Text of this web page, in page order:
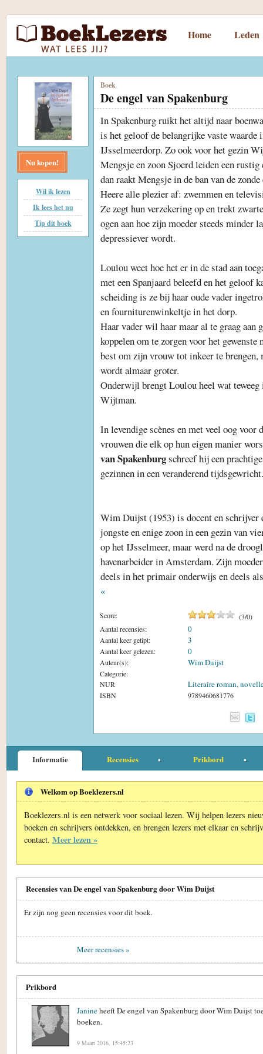
Home Leden
Nu kopen!
Wil ik lezen
Ik lees het nu
Tip dit boek
Boek
De engel van Spakenburg
In Spakenburg ruikt het altijd naar
is het geloof de belangrijke vaste waarde
IJsselmeerdorp. Zo ook voor het gezin
Mengsje en zoon Sjoerd leiden een
dan raakt Mengsje in de ban van de
Heere alle plezier af: zwemmen en
Ze zegt hun verzekering op en trekt
ogen aan hoe zijn moeder steeds minder
depressiever wordt.
Loulou weet hoe het er in de stad aan
met een Spanjaard beleefd en het geloof
scheiding is ze bij haar oude vader
en fourniturenwinkeltje in het dorp.
Haar vader wil haar maar al te graag aan
koppelen om te zorgen voor het
best om zijn vrouw tot inkeer te brengen,
wordt almaar groter.
Onderwijl brengt Loulou heel wat teweeg
Wijtman.
In levendige scènes en met veel oog
vrouwen die elk op hun eigen manier
van Spakenburgschreef hij een
gezinnen in een veranderend tijdsgewricht.
Wim Duijst (1953) is docent en schrijver
jongste en enige zoon in een gezin van
op het IJsselmeer, maar werd na de
havenarbeider in Amsterdam. Zijn
deels in het primair onderwijs en deels
«
Score: (3/0)
Aantal recensies:
0
Aantal keer getipt: 3
Aantal keer gelezen: 0
Auteur(s): Wim Duijst
Categorie:
NUR
Literaire roman,
ISBN 9789460681776
Informatie Recensies Prikbord
Welkom op Boeklezers.nl
Boeklezers.nl is een netwerk voor sociaal lezen. Wij helpen lezers
boeken en schrijvers ontdekken, en brengen lezers met elkaar en
contact. Meer lezen »
Recensies van De engel van Spakenburg door Wim Duijst
Er zijn nog geen recensies voor dit boek.
Meer recensies »
Prikbord
Janineheeft De engel van Spakenburg door Wim Duijst
boeken.
9 Maart 2016, 15:45:23